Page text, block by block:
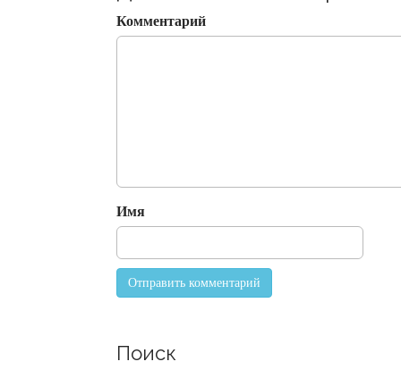
n
a
n
Комментарий
Имя
Поиск